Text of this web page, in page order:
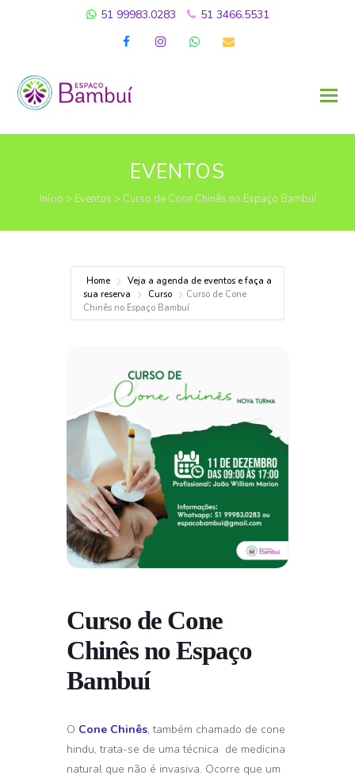
51 99983.0283 51 3466.5531
FacebookInstagramWhatsapp
Email
EVENTOS
Início > Eventos > Curso de Cone Chinês no Espaço Bambuí
Home
Veja a agenda de eventos e faça a
sua reserva
Curso
Curso de Cone
Chinês no Espaço Bambuí
Curso de Cone
Chinês no Espaço
Bambuí
O Cone Chinês, também chamado de cone
hindu, trata-se de uma técnica de medicina
natural que não é invasiva. Ocorre que um